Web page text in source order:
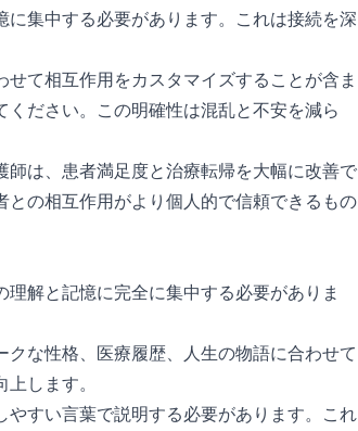
集中する必要があります。これは接続を深
て相互作用をカスタマイズすることが含ま
ださい。この明確性は混乱と不安を減ら
は、患者満足度と治療転帰を大幅に改善で
の相互作用がより個人的で信頼できるもの
解と記憶に完全に集中する必要がありま
クな性格、医療履歴、人生の物語に合わせて
します。
やすい言葉で説明する必要があります。これ